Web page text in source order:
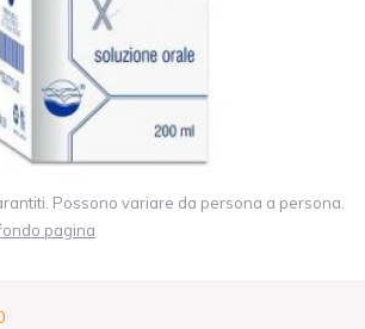
Possono variare da persona a persona.
pagina